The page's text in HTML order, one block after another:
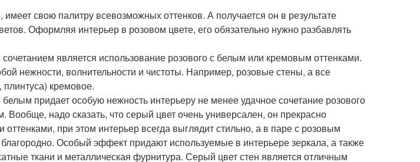
имеет свою палитру всевозможных оттенков. А получается он в результате
Оформляя интерьер в розовом цвете, его обязательно нужно разбавлять
является использование розового с белым или кремовым оттенками.
нежности, волнительности и чистоты. Например, розовые стены, а все
кремовое.
придает особую нежность интерьеру не менее удачное сочетание розового
надо сказать, что серый цвет очень универсален, он прекрасно
оттенками, при этом интерьер всегда выглядит стильно, а в паре с розовым
Особый эффект придают используемые в интерьере зеркала, а также
ткани и металлическая фурнитура. Серый цвет стен является отличным